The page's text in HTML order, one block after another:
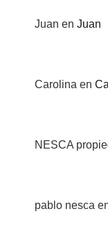
Juan en Juan
Carolina en
NESCA
pablo nesca